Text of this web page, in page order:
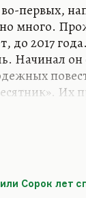
первых,
много.
до 2017
Начинал он
Их
но уже
написал
Сорок лет